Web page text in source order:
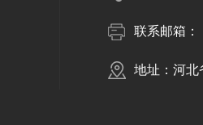
联系邮箱：
地址：河北